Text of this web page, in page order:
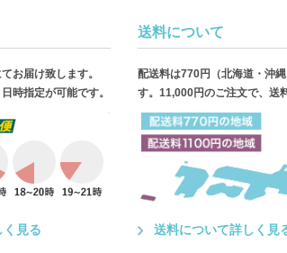
お届け致します。
時指定が可能です。
見る
送料について
配送料は770円（北海道・沖
す。11,000円のご注文で、送
送料について詳しく見